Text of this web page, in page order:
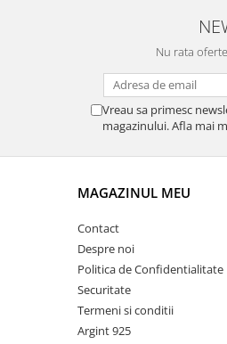
Nu rata
Vreau sa primesc
magazinului. Afla mai
MAGAZINUL MEU
Contact
Despre noi
Politica de Confidentialitate
Securitate
Termeni si conditii
Argint 925